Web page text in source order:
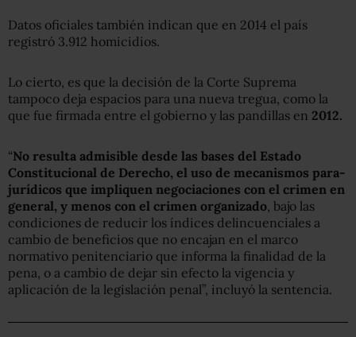
Datos oficiales también indican que en 2014 el país
registró 3.912 homicidios.
Lo cierto, es que la decisión de la Corte Suprema
tampoco deja espacios para una nueva tregua, como la
que fue firmada entre el gobierno y las pandillas en 2012.
“No resulta admisible desde las bases del Estado
Constitucional de Derecho, el uso de mecanismos para-
jurídicos que impliquen negociaciones con el crimen en
general, y menos con el crimen organizado , bajo las
condiciones de reducir los índices delincuenciales a
cambio de beneficios que no encajan en el marco
normativo penitenciario que informa la finalidad de la
pena, o a cambio de dejar sin efecto la vigencia y
aplicación de la legislación penal”, incluyó la sentencia.